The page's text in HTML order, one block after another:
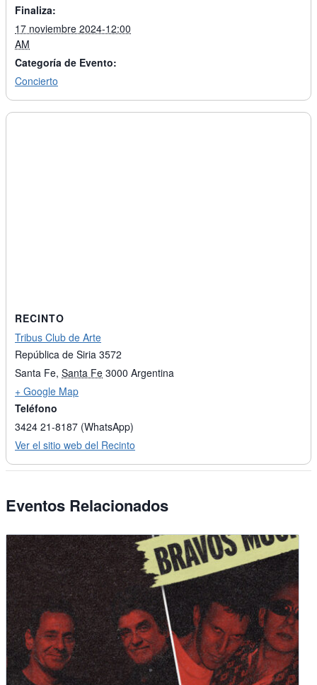
Finaliza:
17 noviembre 2024-12:00
AM
Categoría de Evento:
Concierto
RECINTO
Tribus Club de Arte
República de Siria 3572
Santa Fe, Santa Fe 3000 Argentina
+ Google Map
Teléfono
3424 21-8187 (WhatsApp)
Ver el sitio web del Recinto
Eventos Relacionados